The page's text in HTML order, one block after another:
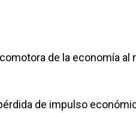
de la economía al
de impulso